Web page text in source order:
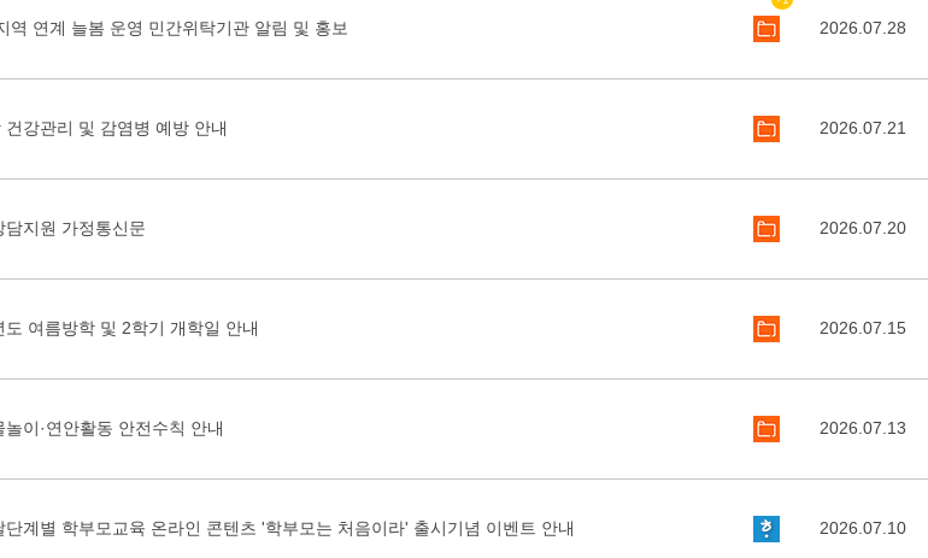
역 연계 늘봄 운영 민간위탁기관 알림 및 홍보 2026.07.28
건강관리 및 감염병 예방 안내 2026.07.21
담지원 가정통신문 2026.07.20
도 여름방학 및 2학기 개학일 안내 2026.07.15
놀이·연안활동 안전수칙 안내 2026.07.13
단계별 학부모교육 온라인 콘텐츠 '학부모는 처음이라' 출시기념 이벤트 안내 2026.07.10